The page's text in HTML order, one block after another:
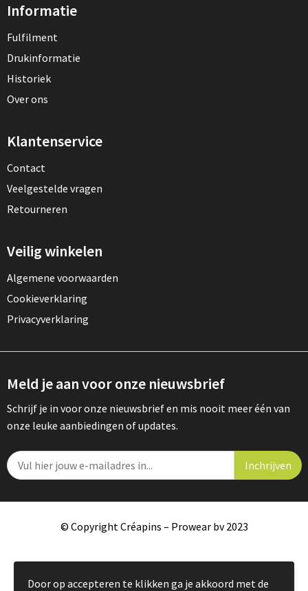
Informatie
Fulfilment
Drukinformatie
Historiek
Over ons
Klantenservice
Contact
Veelgestelde vragen
Retourneren
Veilig winkelen
Algemene voorwaarden
Cookieverklaring
Privacyverklaring
Meld je aan voor onze nieuwsbrief
Schrijf je in voor onze nieuwsbrief en mis nooit meer één van
onze leuke aanbiedingen of updates.
© Copyright Créapins – Prowear bv 2023
Door op accepteren te klikken ga je akkoord met de